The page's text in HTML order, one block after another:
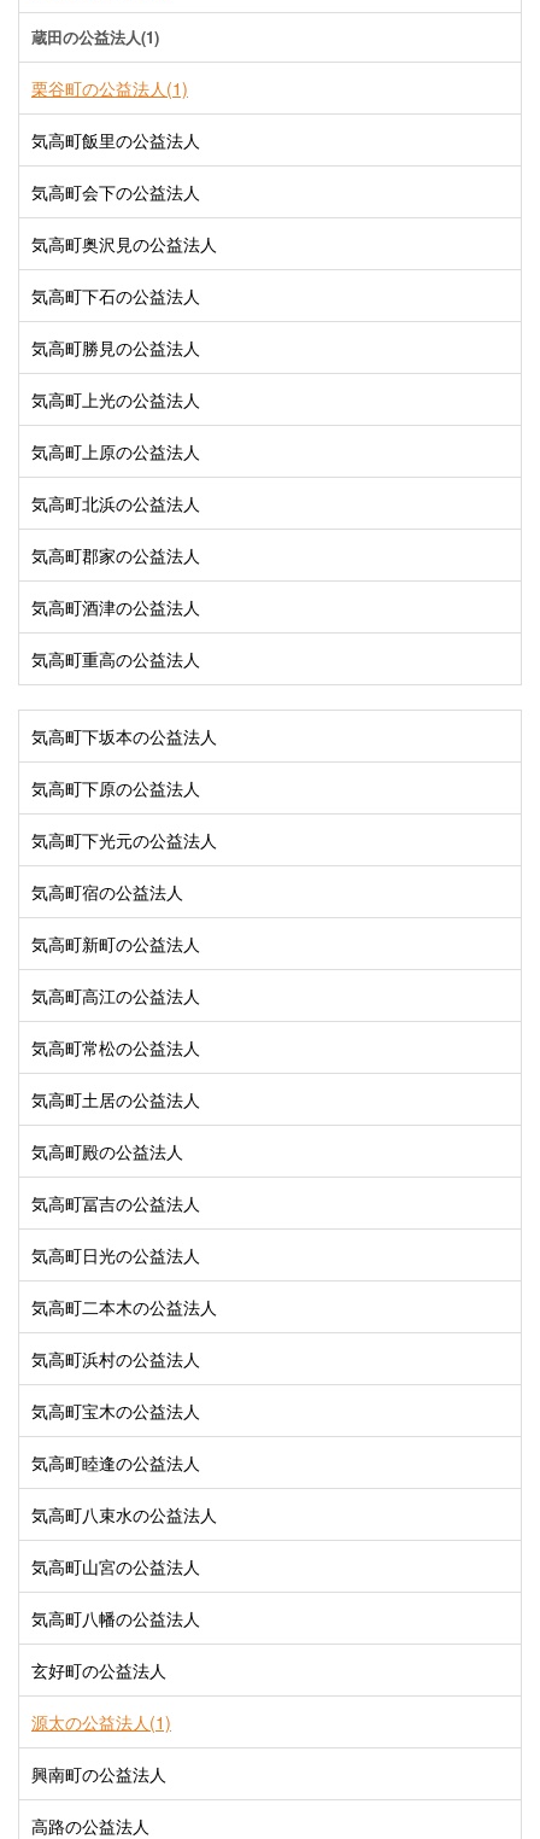
蔵田の公益法人(1)
栗谷町の公益法人(1)
気高町飯里の公益法人
気高町会下の公益法人
気高町奥沢見の公益法人
気高町下石の公益法人
気高町勝見の公益法人
気高町上光の公益法人
気高町上原の公益法人
気高町北浜の公益法人
気高町郡家の公益法人
気高町酒津の公益法人
気高町重高の公益法人
気高町下坂本の公益法人
気高町下原の公益法人
気高町下光元の公益法人
気高町宿の公益法人
気高町新町の公益法人
気高町高江の公益法人
気高町常松の公益法人
気高町土居の公益法人
気高町殿の公益法人
気高町冨吉の公益法人
気高町日光の公益法人
気高町二本木の公益法人
気高町浜村の公益法人
気高町宝木の公益法人
気高町睦逢の公益法人
気高町八束水の公益法人
気高町山宮の公益法人
気高町八幡の公益法人
玄好町の公益法人
源太の公益法人(1)
興南町の公益法人
高路の公益法人